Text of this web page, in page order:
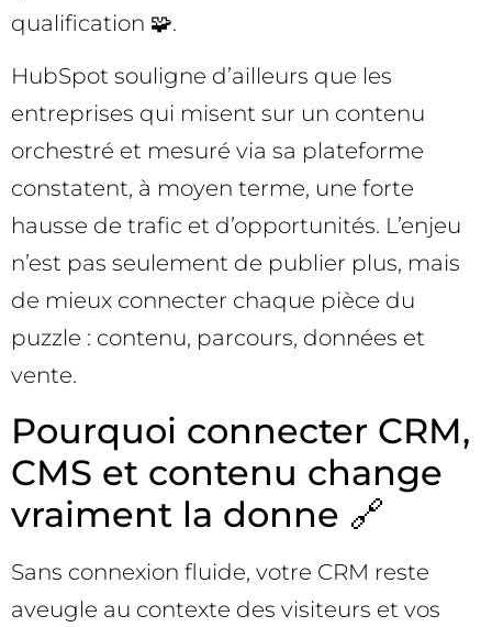
qualification 🧩.
HubSpot souligne d’ailleurs que les
entreprises qui misent sur un contenu
orchestré et mesuré via sa plateforme
constatent, à moyen terme, une forte
hausse de trafic et d’opportunités. L’enjeu
n’est pas seulement de publier plus, mais
de mieux connecter chaque pièce du
puzzle : contenu, parcours, données et
vente.
Pourquoi connecter CRM,
CMS et contenu change
vraiment la donne 🔗
Sans connexion fluide, votre CRM reste
aveugle au contexte des visiteurs et vos